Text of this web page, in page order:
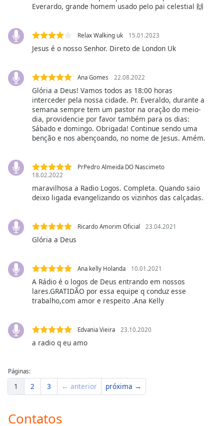
subtitles
selected
Picture-
in-
Fullscreen
window.
Beginning
window.
Escape
and
close
Color
Text
Background
Everardo, grande homem usado pelo pai celestial 🙌
Relax Walking uk 15.01.2023
Jesus é o nosso Senhor. Direto de London Uk
Ana Gomes 22.08.2022
Glória a Deus! Vamos todos as 18:00 horas
interceder pela nossa cidade. Pr. Everaldo, durante a
semana sempre tem um pastor na oração do meio-
dia, providencie por favor também para os dias:
Sábado e domingo. Obrigada! Continue sendo uma
benção e nos abençoando, no nome de Jesus. Amém.
PrPedro Almeida DO Nascimeto
18.02.2022
maravilhosa a Radio Logos. Completa. Quando saio
deixo ligada evangelizando os vizinhos das calçadas.
Ricardo Amorim Oficial 23.04.2021
Glória a Deus
Ana kelly Holanda 10.01.2021
A Rádio é o logos de Deus entrando em nossos
lares.GRATIDÃO por essa equipe q conduz esse
trabalho,com amor e respeito .Ana Kelly
Edvania Vieira 23.10.2020
a radio q eu amo
Páginas:
1 2 3 ← anterior próxima →
Contatos